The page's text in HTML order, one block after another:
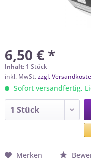
6,50 € *
Inhalt: 1 Stück
inkl. MwSt.zzgl.
Sofort versandfertig,
Merken